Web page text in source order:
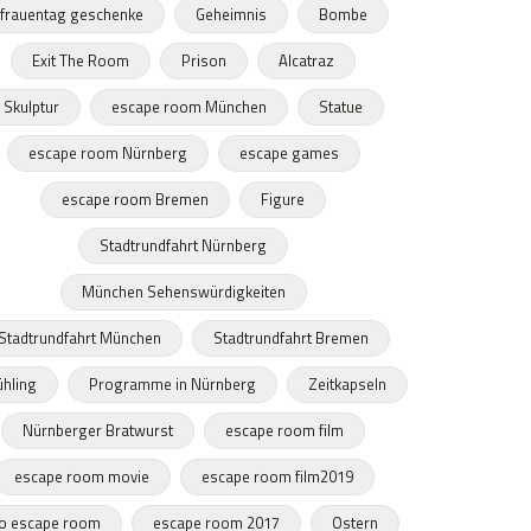
frauentag geschenke Geheimnis
Bombe
Exit The Room
Prison
Alcatraz
Skulptur
escape room München
Statue
escape room Nürnberg
escape games
escape room Bremen
Figure
Stadtrundfahrt Nürnberg
München Sehenswürdigkeiten
München
Stadtrundfahrt Bremen
Programme in Nürnberg
Zeitkapseln
Nürnberger Bratwurst
escape room film
escape room movie
escape room film2019
escape room
escape room 2017 Ostern